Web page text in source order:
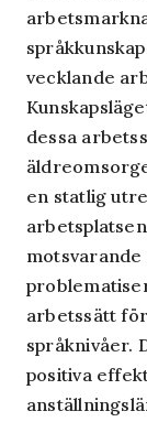
vecklande
dessa
en statlig
motsvarande
arbetssätt
språknivåer.
positiva